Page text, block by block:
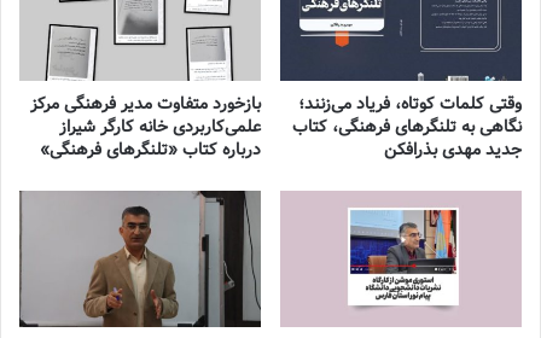
وقتی کلمات کوتاه، فریاد می‌زنند؛
نگاهی به تلنگرهای فرهنگی، کتاب
جدید مهدی بذرافکن
بازخورد متفاوت مدیر فرهنگی مرکز
علمی‌کاربردی خانه کارگر شیراز
درباره کتاب «تلنگرهای فرهنگی»